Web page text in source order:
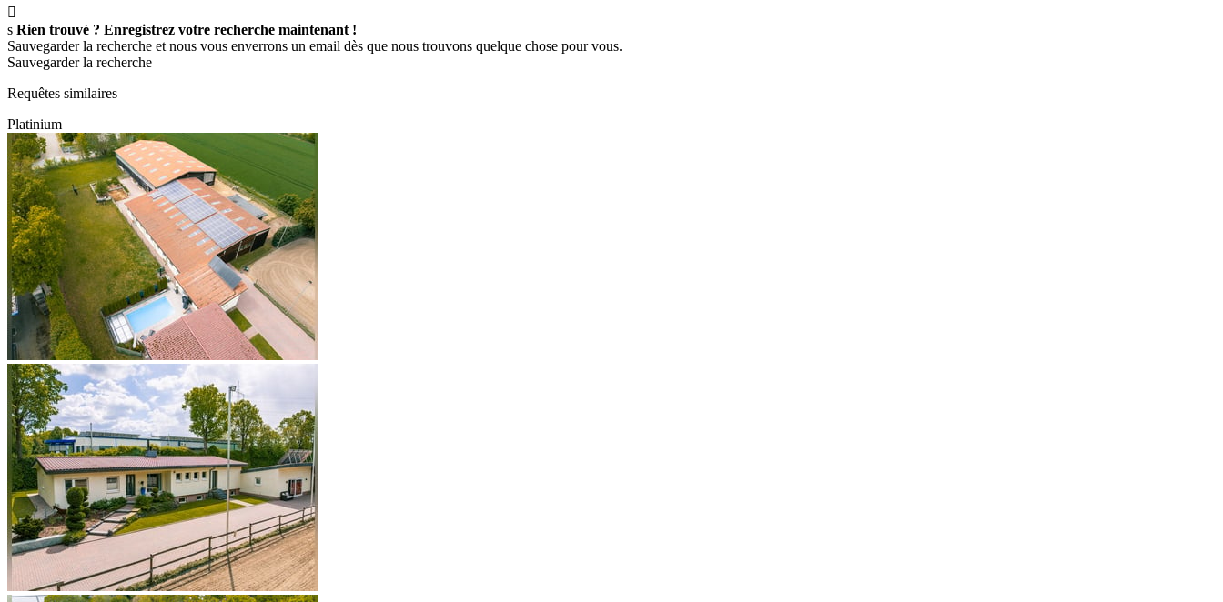

s Rien trouvé ? Enregistrez votre recherche maintenant !
Sauvegarder la recherche et nous vous enverrons un email dès que nous trouvons quelque chose pour vous.
Sauvegarder la recherche
Requêtes similaires
Platinium